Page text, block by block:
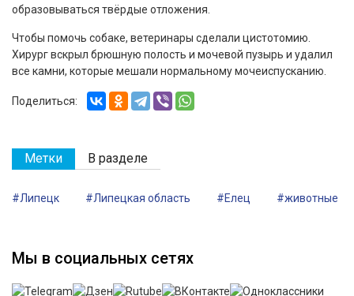
образовываться твёрдые отложения.
Чтобы помочь собаке, ветеринары сделали цистотомию.
Хирург вскрыл брюшную полость и мочевой пузырь и удалил
все камни, которые мешали нормальному мочеиспусканию.
Поделиться:
Метки В разделе
#Липецк #Липецкая область #Елец #животные
Мы в социальных сетях